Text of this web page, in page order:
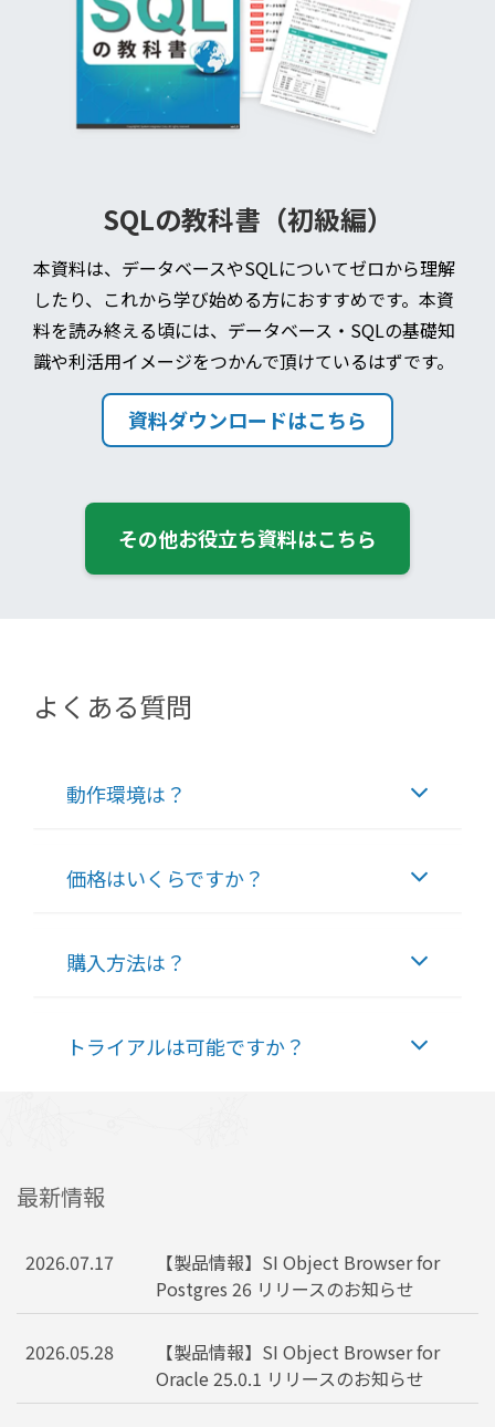
SQLの教科書（初級編）
本資料は、データベースやSQLについてゼロから理解
したり、これから学び始める方におすすめです。本資
料を読み終える頃には、データベース・SQLの基礎知
識や利活用イメージをつかんで頂けているはずです。
資料ダウンロードはこちら
その他お役立ち資料はこちら
よくある質問
動作環境は？
価格はいくらですか？
購入方法は？
トライアルは可能ですか？
最新情報
2026.07.17
【製品情報】SI Object Browser for
Postgres 26 リリースのお知らせ
2026.05.28
【製品情報】SI Object Browser for
Oracle 25.0.1 リリースのお知らせ